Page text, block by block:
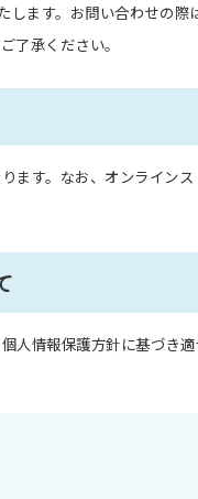
ます。お問い合わせの
了承ください。
ます。なお、オンライン
人情報保護方針に基づき